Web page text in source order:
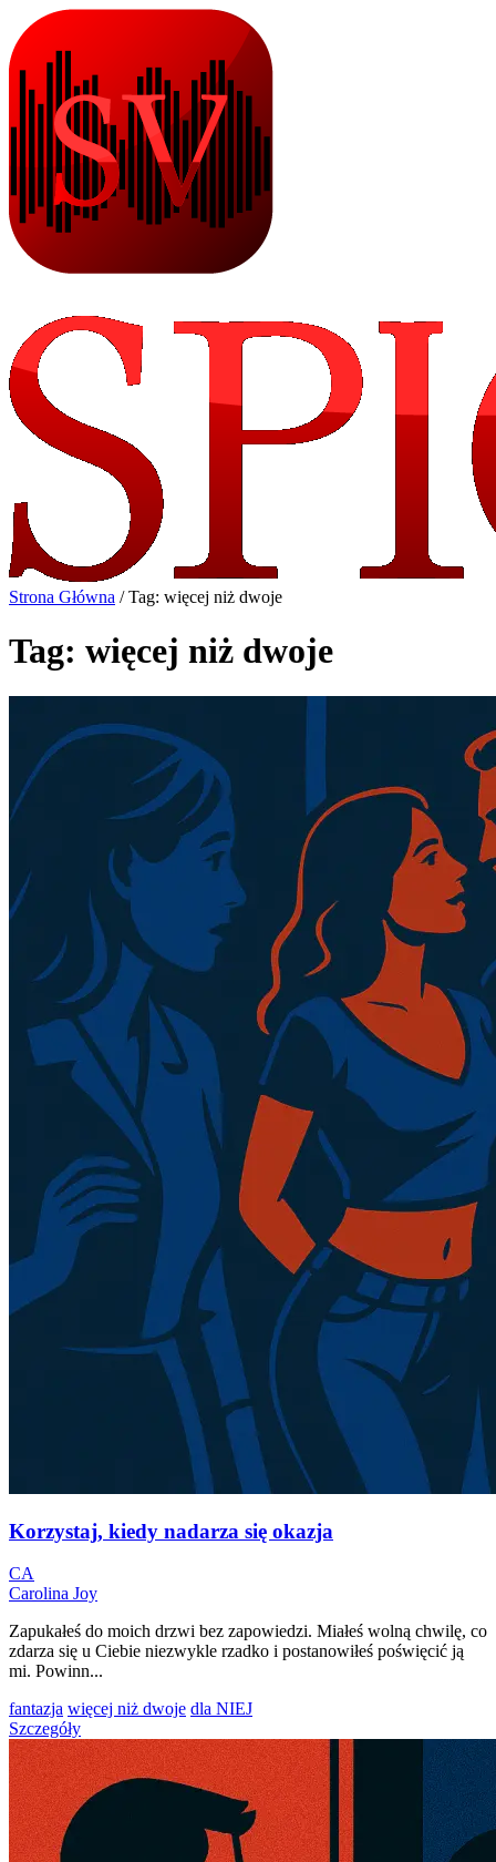
Strona Główna / Tag: więcej niż dwoje
Tag: więcej niż dwoje
Korzystaj, kiedy nadarza się okazja
CA
Carolina Joy
Zapukałeś do moich drzwi bez zapowiedzi. Miałeś wolną chwilę, co
zdarza się u Ciebie niezwykle rzadko i postanowiłeś poświęcić ją
mi. Powinn...
fantazja więcej niż dwoje dla NIEJ
Szczegóły